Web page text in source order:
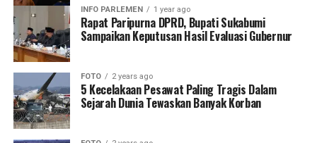
INFO PARLEMEN 1 year ago
Rapat Paripurna DPRD, Bupati Sukabumi
Sampaikan Keputusan Hasil Evaluasi Gubernur
FOTO 2 years ago
5 Kecelakaan Pesawat Paling Tragis Dalam
Sejarah Dunia Tewaskan Banyak Korban